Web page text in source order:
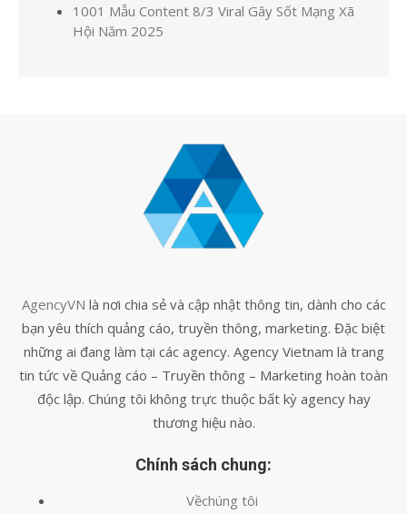
1001 Mẫu Content 8/3 Viral Gây Sốt Mạng Xã
Hội Năm 2025
AgencyVN là nơi chia sẻ và cập nhật thông tin, dành cho các
bạn yêu thích quảng cáo, truyền thông, marketing. Đặc biệt
những ai đang làm tại các agency. Agency Vietnam là trang
tin tức về Quảng cáo – Truyền thông – Marketing hoàn toàn
độc lập. Chúng tôi không trực thuộc bất kỳ agency hay
thương hiệu nào.
Chính sách chung:
Vềchúng tôi